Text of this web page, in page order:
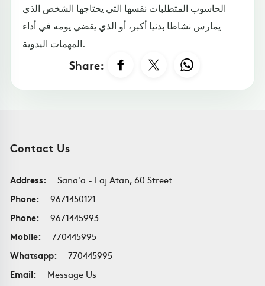
الحاسوب المتطلبات نفسها التي يحتاجها الشخص الذي
يمارس نشاطا بدنيا أكبر، أو الذي يقضي يومه في أداء
المهمات اليدوية.
Share:
Contact Us
Address:
Sana'a - Faj Atan, 60 Street
Phone:
9671450121
Phone:
9671445993
Mobile:
770445995
Whatsapp:
770445995
Email:
Message Us